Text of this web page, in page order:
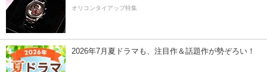
オリコンタイアップ特集
2026年7月夏ドラマも、注目作＆話題作が勢ぞろい！